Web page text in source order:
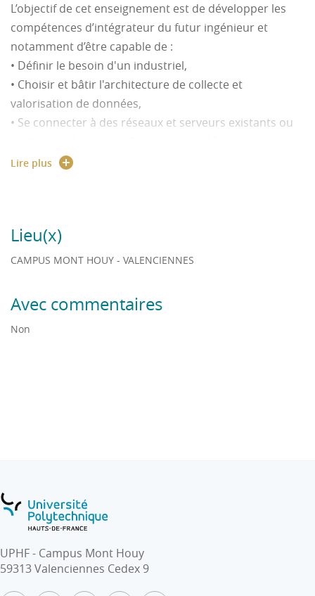
système connecté,
• Approche basée exploitation de mesures / Approche
basée exploitation de connaissances,
• Principes génériques des infrastructures supports à
• Protocoles réseaux d’usages, stockage de
d’usage sur site industriel.
L’objectif de cet enseignement est de développer les
compétences d’intégrateur du futur ingénieur et
notamment d’être capable de :
• Définir le besoin d'un industriel,
• Choisir et bâtir l'architecture de collecte et
valorisation de données,
• Se connecter à des réseaux et serveurs existants ou
• Gérer le développement logiciel du "liant" entre les
things, connected objects, edge computing,
middleware, fog computing, cloud computing, soa.
Lire plus
Lieu(x)
CAMPUS MONT HOUY - VALENCIENNES
Avec commentaires
Non
UPHF - Campus Mont Houy
59313 Valenciennes Cedex 9